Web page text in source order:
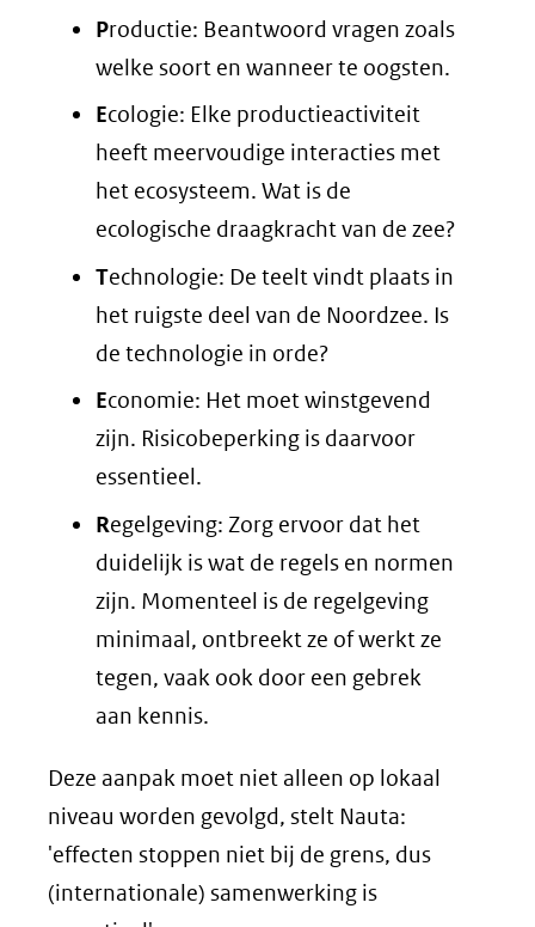
Productie: Beantwoord vragen zoals
welke soort en wanneer te oogsten.
Ecologie: Elke productieactiviteit
heeft meervoudige interacties met
het ecosysteem. Wat is de
ecologische draagkracht van de zee?
Technologie: De teelt vindt plaats in
het ruigste deel van de Noordzee. Is
de technologie in orde?
Economie: Het moet winstgevend
zijn. Risicobeperking is daarvoor
essentieel.
Regelgeving: Zorg ervoor dat het
duidelijk is wat de regels en normen
zijn. Momenteel is de regelgeving
minimaal, ontbreekt ze of werkt ze
tegen, vaak ook door een gebrek
aan kennis.
Deze aanpak moet niet alleen op lokaal
niveau worden gevolgd, stelt Nauta:
'effecten stoppen niet bij de grens, dus
(internationale) samenwerking is